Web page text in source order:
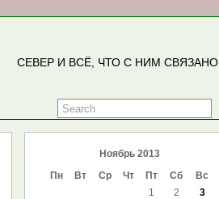
СЕВЕР И ВСЁ, ЧТО С НИМ СВЯЗАНО
Ноябрь 2013
Пн
Вт Ср Чт Пт Сб
Вс
1
2
3